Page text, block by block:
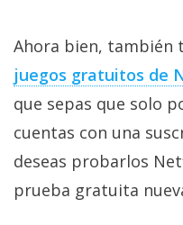
Ahora bien, también
juegos gratuitos de
que sepas que solo
cuentas con una
deseas probarlos
prueba gratuita